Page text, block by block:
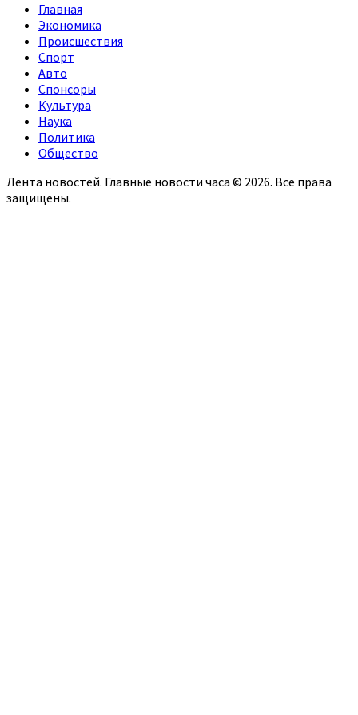
Главная
Экономика
Происшествия
Спорт
Авто
Спонсоры
Культура
Наука
Политика
Общество
Лента новостей. Главные новости часа © 2026. Все права
защищены.